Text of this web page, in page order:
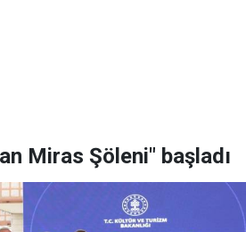
Miras Şöleni" başladı